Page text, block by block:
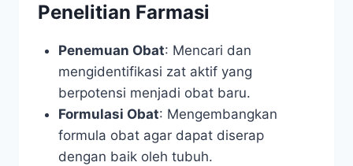
Penelitian Farmasi
Penemuan Obat: Mencari dan
mengidentifikasi zat aktif yang
berpotensi menjadi obat baru.
Formulasi Obat: Mengembangkan
formula obat agar dapat diserap
dengan baik oleh tubuh.